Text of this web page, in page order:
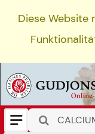
Diese Website